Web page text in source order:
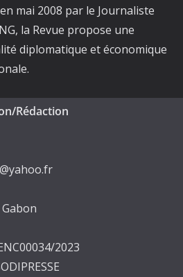
mai 2008 par le Journaliste
la Revue propose une
diplomatique et économique
Rédaction
2023